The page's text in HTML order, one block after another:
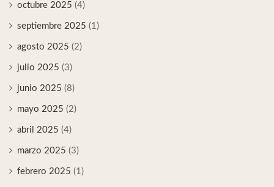
octubre 2025 (4)
septiembre 2025 (1)
agosto 2025 (2)
julio 2025 (3)
junio 2025 (8)
mayo 2025 (2)
abril 2025 (4)
marzo 2025 (3)
febrero 2025 (1)